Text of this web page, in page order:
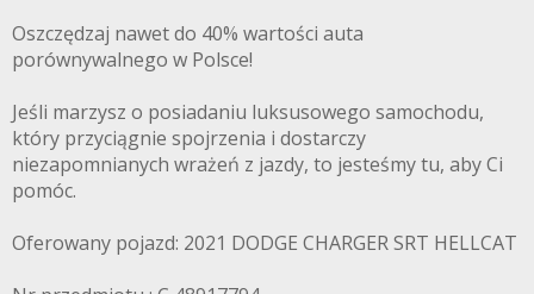
Oszczędzaj nawet do 40% wartości auta
porównywalnego w Polsce!
Jeśli marzysz o posiadaniu luksusowego samochodu,
który przyciągnie spojrzenia i dostarczy
niezapomnianych wrażeń z jazdy, to jesteśmy tu, aby Ci
pomóc.
Oferowany pojazd: 2021 DODGE CHARGER SRT HELLCAT